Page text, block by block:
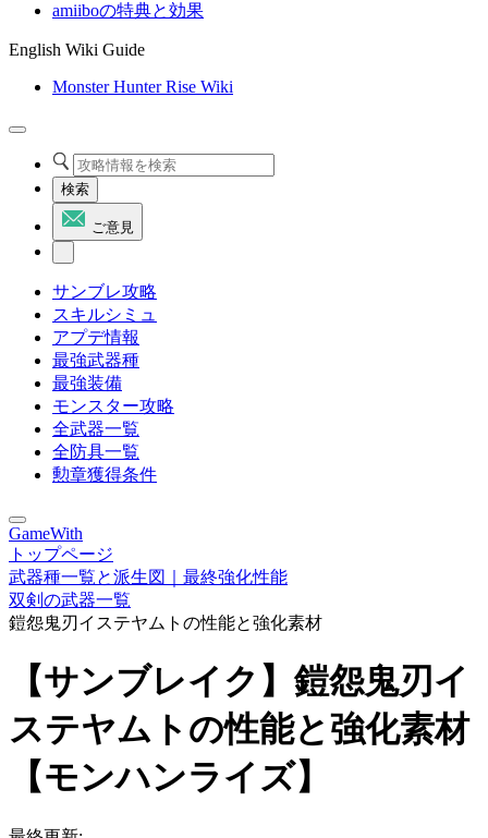
amiiboの特典と効果
English Wiki Guide
Monster Hunter Rise Wiki
検索
ご意見
サンブレ攻略
スキルシミュ
アプデ情報
最強武器種
最強装備
モンスター攻略
全武器一覧
全防具一覧
勲章獲得条件
GameWith
トップページ
武器種一覧と派生図｜最終強化性能
双剣の武器一覧
鎧怨鬼刃イステヤムトの性能と強化素材
【サンブレイク】鎧怨鬼刃イ
ステヤムトの性能と強化素材
【モンハンライズ】